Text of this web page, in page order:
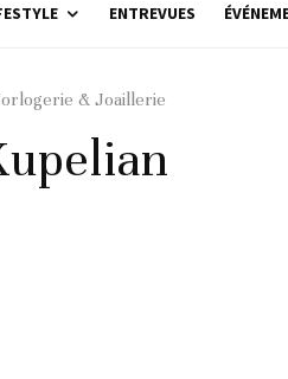
ENTREVUES
& Joaillerie